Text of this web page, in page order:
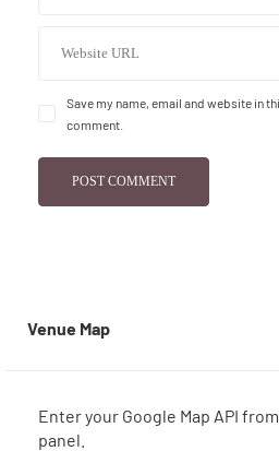
Save my name, email and website in
comment.
Venue Map
Enter your Google Map API
panel.